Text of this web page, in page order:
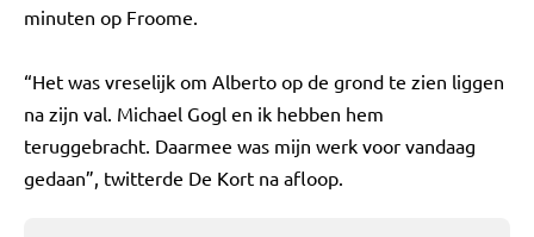
minuten op Froome.
“Het was vreselijk om Alberto op de grond te zien liggen
na zijn val. Michael Gogl en ik hebben hem
teruggebracht. Daarmee was mijn werk voor vandaag
gedaan”, twitterde De Kort na afloop.